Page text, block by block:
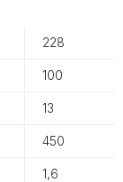
228
100
13
450
1,6